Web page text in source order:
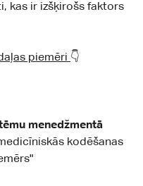
kas ir izšķirošs faktors
piemēri 👇
menedžmentā
kodēšanas